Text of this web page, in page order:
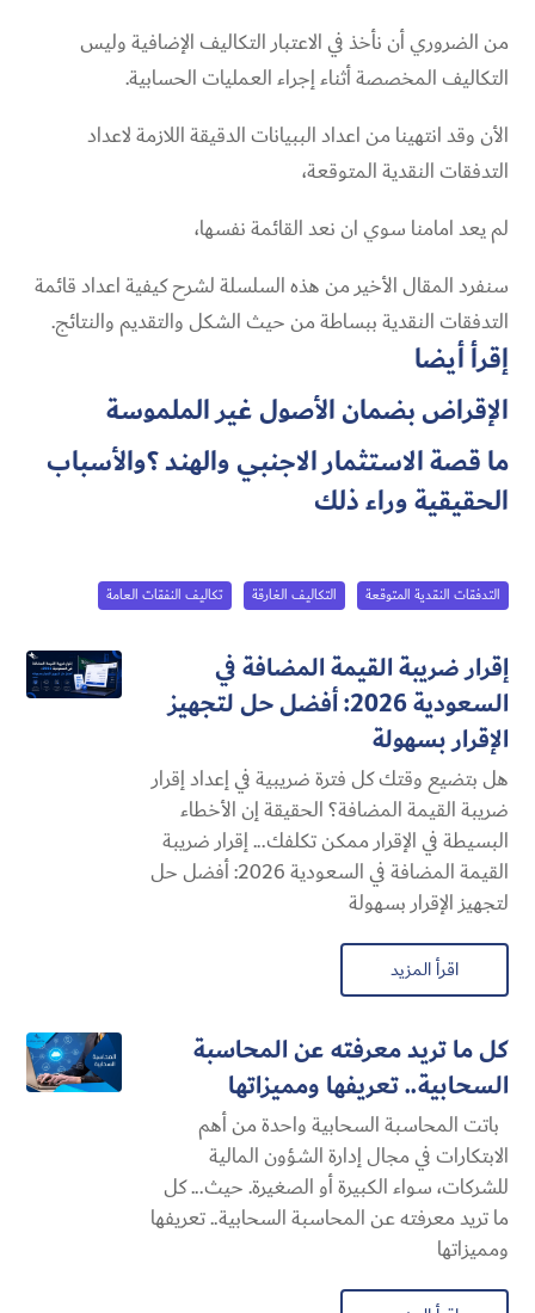
منالضروري أن نأخذ في الاعتبار التكاليف الإضافية وليس
التكاليف المخصصة أثناء إجراء العمليات الحسابية.
الأن وقد انتهينا من اعداد الببيانات الدقيقة اللازمة لاعداد
التدفقات النقدية المتوقعة،
لم يعد امامنا سوي ان نعد القائمة نفسها،
سنفرد المقال الأخير من هذه السلسلة لشرح كيفية اعداد قائمة
التدفقات النقدية ببساطة من حيث الشكل والتقديم والنتائج.
إقرأ أيضا
الإقراض بضمان الأصول غير الملموسة
ما قصة الاستثمار الاجنبي والهند ؟والأسباب
الحقيقية وراء ذلك
التدفقات النقدية المتوقعة التكاليف الغارقة تكاليف النفقات العامة
إقرار ضريبة القيمة المضافة في
السعودية 2026: أفضل حل لتجهيز
الإقرار بسهولة
هل بتضيع وقتك كل فترة ضريبية في إعداد إقرار
ضريبة القيمة المضافة؟ الحقيقة إن الأخطاء
البسيطة في الإقرار ممكن تكلفك... إقرار ضريبة
القيمة المضافة في السعودية 2026: أفضل حل
لتجهيز الإقرار بسهولة
اقرأ المزيد
كل ما تريد معرفته عن المحاسبة
السحابية​.. تعريفها ومميزاتها
باتت المحاسبة السحابية​ واحدة من أهم
الابتكارات في مجال إدارة الشؤون المالية
للشركات، سواء الكبيرة أو الصغيرة. حيث... كل
ما تريد معرفته عن المحاسبة السحابية​.. تعريفها
ومميزاتها